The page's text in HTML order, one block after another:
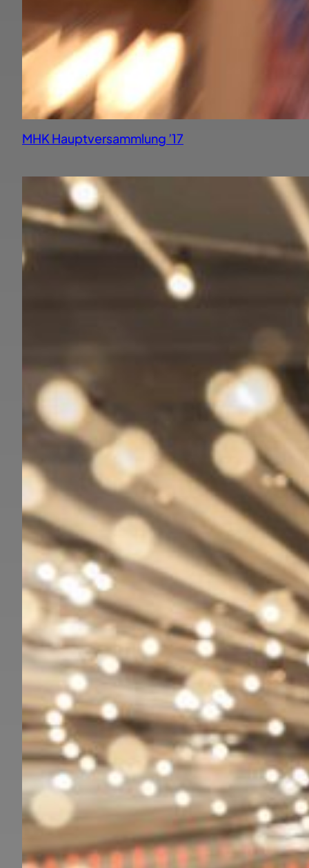
MHK Hauptversammlung ’17